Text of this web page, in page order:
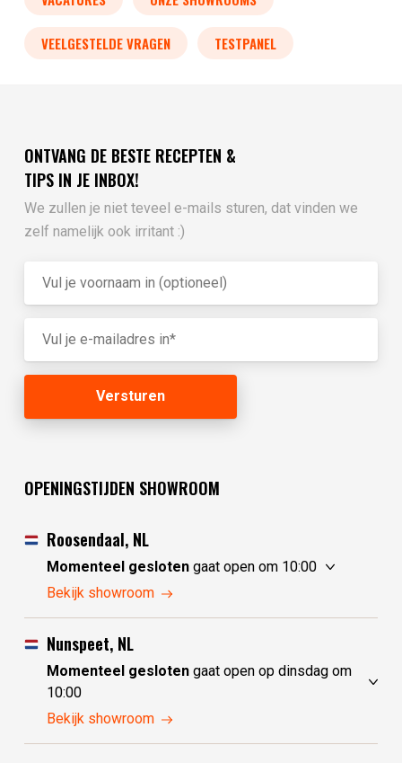
VEELGESTELDE VRAGEN TESTPANEL
ONTVANG DE BESTE RECEPTEN &
TIPS IN JE INBOX!
We zullen je niet teveel e-mails sturen, dat vinden we
zelf namelijk ook irritant :)
OPENINGSTIJDEN SHOWROOM
Roosendaal, NL
Momenteel geslotengaat open om 10:00
zondag
maandag
10:00 - 17:30
dinsdag
woensdag
gesloten
donderdag
10:00 - 17:30
vrijdag
Bekijk showroom
Nunspeet, NL
Momenteel geslotengaat open op dinsdag om
10:00
zondag
maandag
gesloten
Bekijk showroom